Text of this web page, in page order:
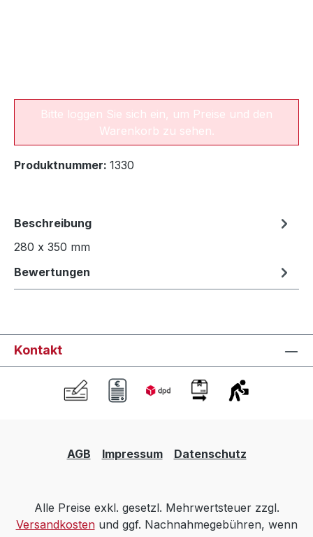
Bitte loggen Sie sich ein, um Preise und den
Warenkorb zu sehen.
Produktnummer: 1330
Beschreibung
280 x 350 mm
Bewertungen
Kontakt
AGB Impressum Datenschutz
Alle Preise exkl. gesetzl. Mehrwertsteuer zzgl.
Versandkostenund ggf. Nachnahmegebühren, wenn